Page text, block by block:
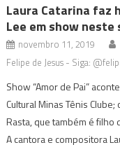
Laura Catarina faz
Lee em show neste
novembro 11, 2019
Felipe de Jesus - Siga:
Show “Amor de Pai”
Cultural Minas Tênis
Rasta, que também é filho
A cantora e compositora